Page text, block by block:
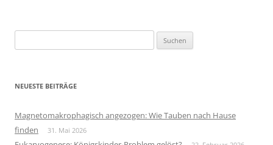
nach:
NEUESTE BEITRÄGE
Magnetomakrophagisch angezogen: Wie Tauben nach Hause
finden
31. Mai 2026